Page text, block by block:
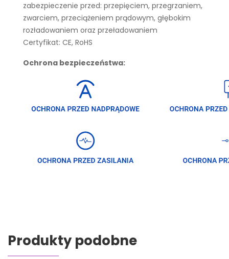
zabezpieczenie przed: przepięciem, przegrzaniem,
zwarciem, przeciążeniem prądowym, głębokim
rozładowaniem oraz przeładowaniem
Certyfikat: CE, RoHS
Ochrona bezpieczeństwa:
Produkty podobne